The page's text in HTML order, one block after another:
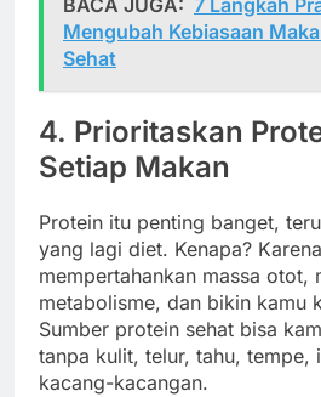
Mengubah Kebiasaan
Sehat
4. Prioritaskan
Setiap Makan
Protein itu penting banget,
yang lagi diet. Kenapa?
mempertahankan massa otot,
metabolisme, dan bikin kamu
Sumber protein sehat bisa
tanpa kulit, telur, tahu, tempe,
kacang-kacangan.